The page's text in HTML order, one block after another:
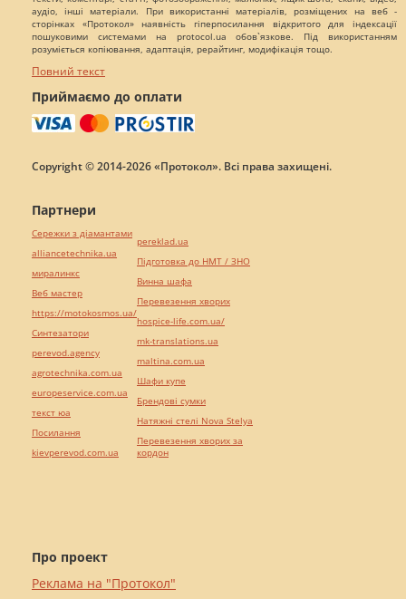
аудіо, інші матеріали. При використанні матеріалів, розміщених на веб -
сторінках «Протокол» наявність гіперпосилання відкритого для індексації
пошуковими системами на protocol.ua обов`язкове. Під використанням
розуміється копіювання, адаптація, рерайтинг, модифікація тощо.
Повний текст
Приймаємо до оплати
Copyright © 2014-2026 «Протокол». Всі права захищені.
Про проект
Реклама на "Протокол"
Партнери
Сережки з діамантами
alliancetechnika.ua
миралинкс
Веб мастер
https://motokosmos.ua/
Синтезатори
perevod.agency
agrotechnika.com.ua
europeservice.com.ua
текст юа
Посилання
kievperevod.com.ua
pereklad.ua
Підготовка до НМТ / ЗНО
Винна шафа
Перевезення хворих
hospice-life.com.ua/
mk-translations.ua
maltina.com.ua
Шафи купе
Брендові сумки
Натяжні стелі Nova Stelya
Перевезення хворих за
кордон